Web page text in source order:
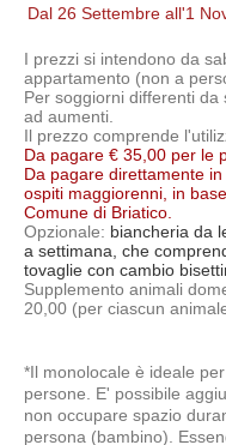
Dal 26 Settembre all'1
I prezzi si intendono da
appartamento (non a
Per soggiorni differenti
ad aumenti.
Il prezzo comprende
Da pagare € 35,00 per le
Da pagare direttamente
ospiti maggiorenni, in
Comune di Briatico.
Opzionale: biancheria da
a settimana, che
tovaglie con cambio
Supplemento animali
20,00 (per ciascun
*Il monolocale è ideale
persone. E' possibile
non occupare spazio
persona (bambino).